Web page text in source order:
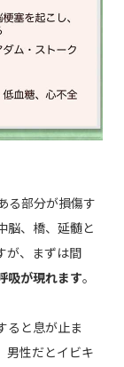
る部分が損傷す
脳、橋、延髄と
が、まずは間
吸が現れます。
ると息が止ま
男性だとイビキ